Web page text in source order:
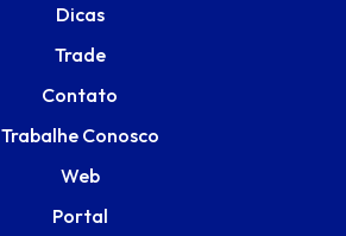
Dicas
Trade
Contato
Trabalhe Conosco
Web
Portal